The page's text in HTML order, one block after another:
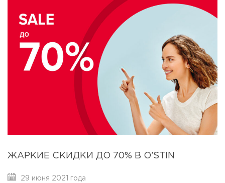
ЖАРКИЕ СКИДКИ ДО 70% В O’STIN
29 июня 2021 года